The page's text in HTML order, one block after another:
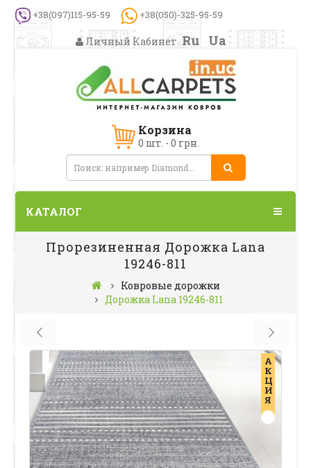
+38(097)115-95-59 +38(050)-325-95-59
Личный Кабинет Ru Ua
Корзина
0 шт. - 0 грн.
КАТАЛОГ
Прорезиненная Дорожка Lana
19246-811
Ковровые дорожки
Дорожка Lana 19246-811
А
К
Ц
И
Я